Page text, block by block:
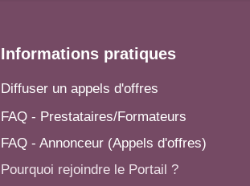
Informations pratiques
Diffuser un appels d'offres
FAQ - Prestataires/Formateurs
FAQ - Annonceur (Appels d'offres)
Pourquoi rejoindre le Portail ?